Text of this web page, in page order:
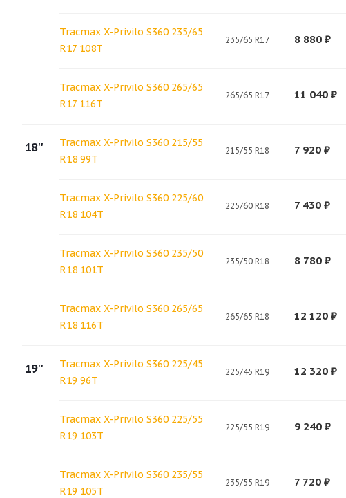
Tracmax X-Privilo S360 235/65
R17 108T
235/65 R17 8 880 ₽
Tracmax X-Privilo S360 265/65
R17 116T
265/65 R17 11 040 ₽
18''
Tracmax X-Privilo S360 215/55
R18 99T
215/55 R18 7 920 ₽
Tracmax X-Privilo S360 225/60
R18 104T
225/60 R18 7 430 ₽
Tracmax X-Privilo S360 235/50
R18 101T
235/50 R18 8 780 ₽
Tracmax X-Privilo S360 265/65
R18 116T
265/65 R18 12 120 ₽
19''
Tracmax X-Privilo S360 225/45
R19 96T
225/45 R19 12 320 ₽
Tracmax X-Privilo S360 225/55
R19 103T
225/55 R19 9 240 ₽
Tracmax X-Privilo S360 235/55
R19 105T
235/55 R19 7 720 ₽